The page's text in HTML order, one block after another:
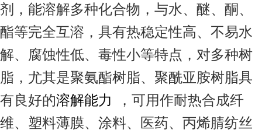
剂，能溶解多种化合物，与水、醚、酮、
酯等完全互溶，具有热稳定性高、不易水
解、腐蚀性低、毒性小等特点，对多种树
脂，尤其是聚氨酯树脂、聚酰亚胺树脂具
有良好的溶解能力
，可用作耐热合成纤
维、塑料薄膜、涂料、医药、丙烯腈纺丝